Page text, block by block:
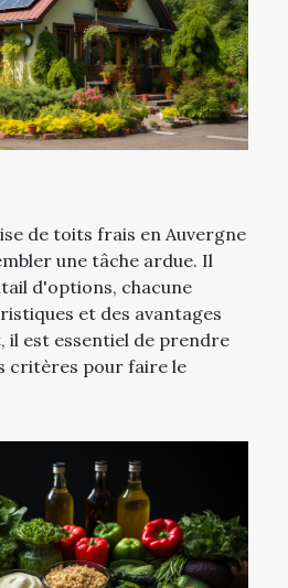
de toits frais en Auvergne
une tâche ardue. Il
d'options, chacune
et des avantages
il est essentiel de prendre
critères pour faire le